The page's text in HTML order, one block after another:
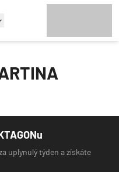
uplynulý týden a získáte